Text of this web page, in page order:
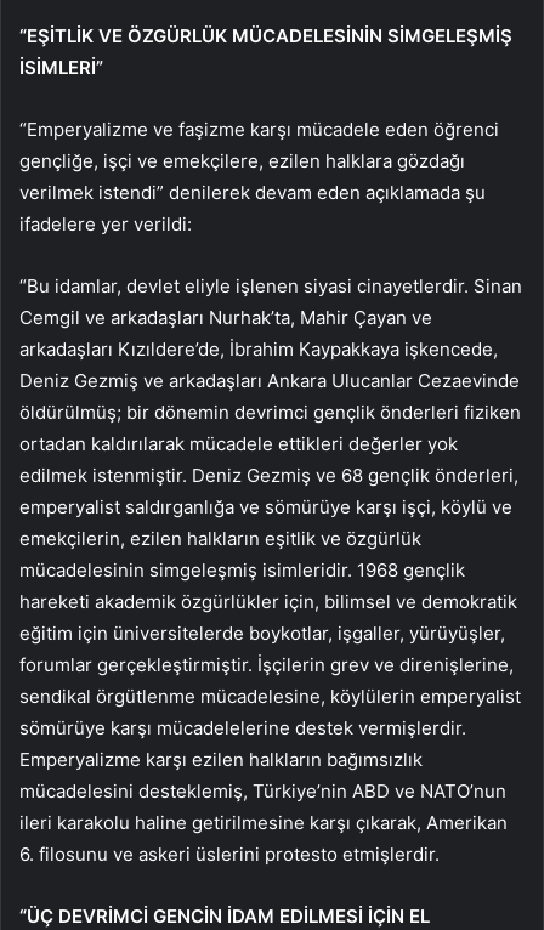
“EŞİTLİK VE ÖZGÜRLÜK MÜCADELESİNİN SİMGELEŞMİŞ
İSİMLERİ”
“Emperyalizme ve faşizme karşı mücadele eden öğrenci
gençliğe, işçi ve emekçilere, ezilen halklara gözdağı
verilmek istendi” denilerek devam eden açıklamada şu
ifadelere yer verildi:
“Bu idamlar, devlet eliyle işlenen siyasi cinayetlerdir. Sinan
Cemgil ve arkadaşları Nurhak’ta, Mahir Çayan ve
arkadaşları Kızıldere’de, İbrahim Kaypakkaya işkencede,
Deniz Gezmiş ve arkadaşları Ankara Ulucanlar Cezaevinde
öldürülmüş; bir dönemin devrimci gençlik önderleri fiziken
ortadan kaldırılarak mücadele ettikleri değerler yok
edilmek istenmiştir. Deniz Gezmiş ve 68 gençlik önderleri,
emperyalist saldırganlığa ve sömürüye karşı işçi, köylü ve
emekçilerin, ezilen halkların eşitlik ve özgürlük
mücadelesinin simgeleşmiş isimleridir. 1968 gençlik
hareketi akademik özgürlükler için, bilimsel ve demokratik
eğitim için üniversitelerde boykotlar, işgaller, yürüyüşler,
forumlar gerçekleştirmiştir. İşçilerin grev ve direnişlerine,
sendikal örgütlenme mücadelesine, köylülerin emperyalist
sömürüye karşı mücadelelerine destek vermişlerdir.
Emperyalizme karşı ezilen halkların bağımsızlık
mücadelesini desteklemiş, Türkiye’nin ABD ve NATO’nun
ileri karakolu haline getirilmesine karşı çıkarak, Amerikan
6. filosunu ve askeri üslerini protesto etmişlerdir.
“ÜÇ DEVRİMCİ GENCİN İDAM EDİLMESİ İÇİN EL